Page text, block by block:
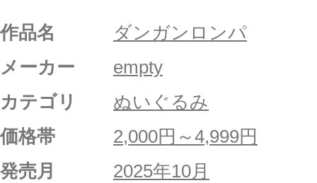
作品名
ダンガンロンパ
メーカー
empty
カテゴリ
ぬいぐるみ
価格帯
2,000円～4,999円
発売月
2025年10月